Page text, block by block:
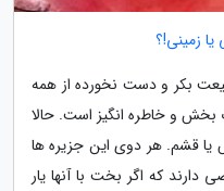
زمینی!؟
بکر و دست نخورده از همه
و خاطره انگیز است. حالا
یا قشم. هر دوی این جزیره ها
که اگر بخت با آنها یار